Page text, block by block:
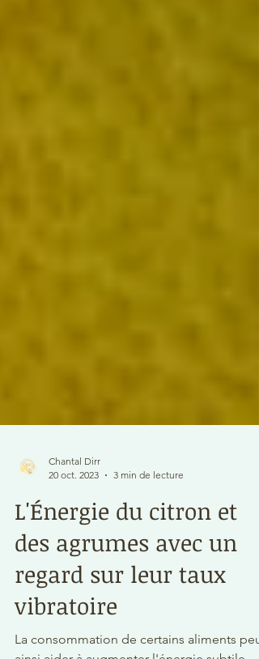
20 oct. 2023
3 min de lecture
L'Énergie du citron et
des agrumes avec un
regard sur leur taux
vibratoire